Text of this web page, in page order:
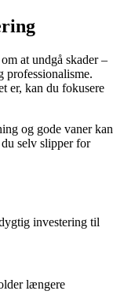
at undgå skader –
professionalisme.
er, kan du fokusere
og gode vaner kan
selv slipper for
investering til
længere